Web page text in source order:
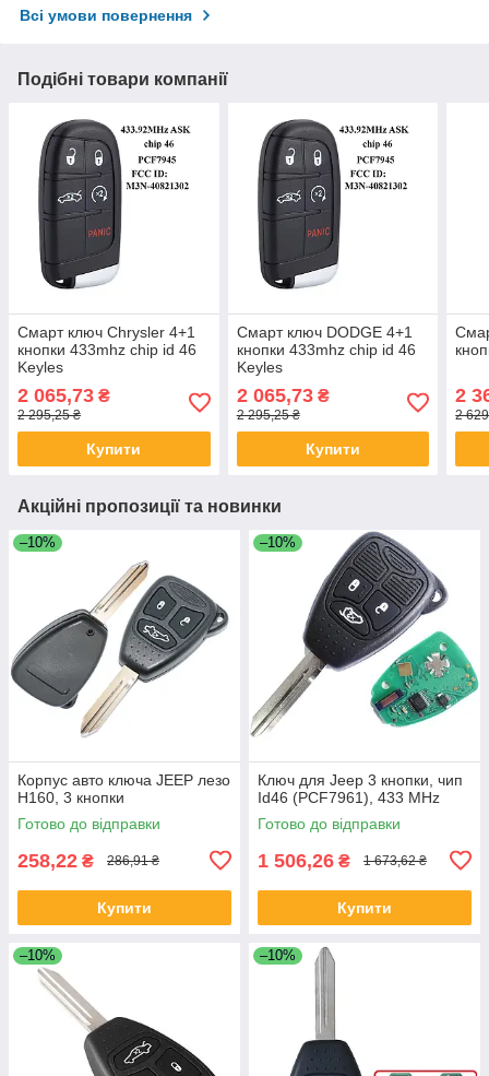
Всі умови повернення
Подібні товари компанії
Смарт ключ Chrysler 4+1
кнопки 433mhz chip id 46
Keyles
2 065,73 ₴
2 295,25 ₴
Купити
Смарт ключ DODGE 4+1
кнопки 433mhz chip id 46
Keyles
2 065,73₴
2 295,25 ₴
Купити
2
2
Акційні пропозиції та новинки
–10%
Корпус авто ключа JEEP лезо
Н160, 3 кнопки
Готово до відправки
258,22 ₴ 286,91 ₴
Купити
–10%
Ключ для Jeep 3 кнопки, чип
Id46 (PCF7961), 433 MHz
Готово до відправки
1 506,26 ₴ 1 673,62 ₴
Купити
–10% –10%